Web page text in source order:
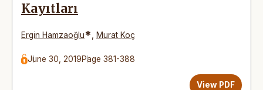
Kayıtları
Ergin Hamzaoğlu* Murat Koç
June 30, 2019Page 381-388
View PDF